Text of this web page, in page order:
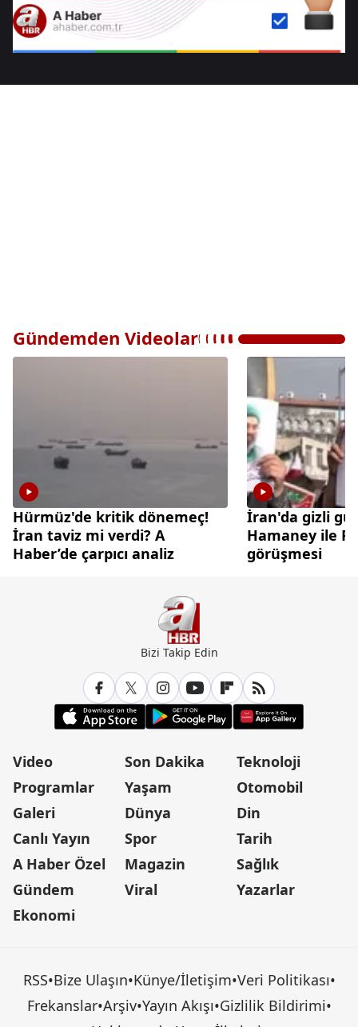
Gündemden Videolar
Hürmüz'de kritik dönemeç!
İran taviz mi verdi? A
Haber’de çarpıcı analiz
İran'da gizli güç
Hamaney ile
görüşmesi
Bizi Takip Edin
Video
Programlar
Galeri
Canlı Yayın
A Haber Özel
Gündem
Ekonomi
Son Dakika
Yaşam
Dünya
Spor
Magazin
Viral
Teknoloji
Otomobil
Din
Tarih
Sağlık
Yazarlar
RSS•Bize Ulaşın•Künye/İletişim•Veri Politikası•
Frekanslar•Arşiv•Yayın Akışı•Gizlilik Bildirimi•